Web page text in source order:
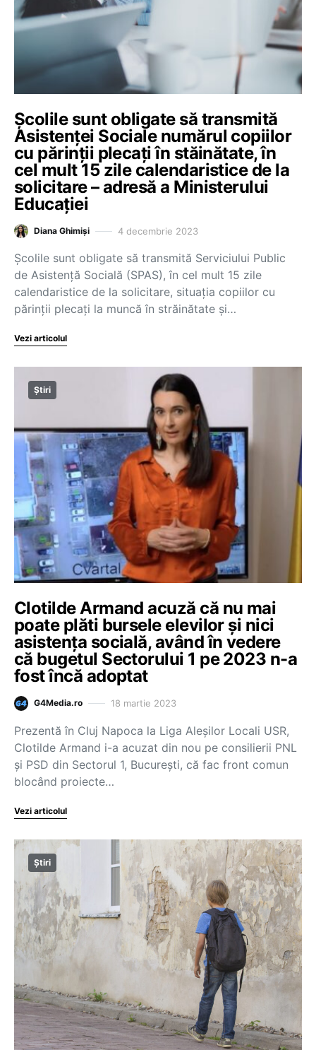
Școlile sunt obligate să transmită
Asistenței Sociale numărul copiilor
cu părinții plecați în stăinătate, în
cel mult 15 zile calendaristice de la
solicitare – adresă a Ministerului
Educației
Diana Ghimiși 4 decembrie 2023
Școlile sunt obligate să transmită Serviciului Public
de Asistenţă Socială (SPAS), în cel mult 15 zile
calendaristice de la solicitare, situația copiilor cu
părinții plecați la muncă în străinătate și…
Vezi articolul
Știri
Clotilde Armand acuză că nu mai
poate plăti bursele elevilor și nici
asistența socială, având în vedere
că bugetul Sectorului 1 pe 2023 n-a
fost încă adoptat
G4Media.ro 18 martie 2023
Prezentă în Cluj Napoca la Liga Aleșilor Locali USR,
Clotilde Armand i-a acuzat din nou pe consilierii PNL
și PSD din Sectorul 1, București, că fac front comun
blocând proiecte…
Vezi articolul
Știri